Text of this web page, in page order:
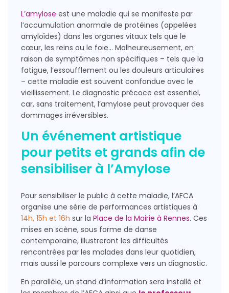
L’amylose est une maladie qui se manifeste par
l’accumulation anormale de protéines (appelées
amyloïdes) dans les organes vitaux tels que le
cœur, les reins ou le foie… Malheureusement, en
raison de symptômes non spécifiques – tels que la
fatigue, l’essoufflement ou les douleurs articulaires
– cette maladie est souvent confondue avec le
vieillissement. Le diagnostic précoce est essentiel,
car, sans traitement, l’amylose peut provoquer des
dommages irréversibles.
Un événement artistique
pour petits et grands afin de
sensibiliser à l’Amylose
Pour sensibiliser le public à cette maladie, l’AFCA
organise une série de performances artistiques à
14h, 15h et 16h sur la Place de la Mairie à Rennes. Ces
mises en scène, sous forme de danse
contemporaine, illustreront les difficultés
rencontrées par les malades dans leur quotidien,
mais aussi le parcours complexe vers un diagnostic.
En parallèle, un stand d’information sera installé et